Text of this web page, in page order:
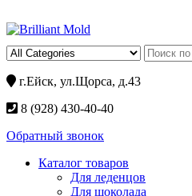
г.Ейск, ул.Щорса, д.43
8 (928) 430-40-40
Обратный звонок
Каталог товаров
Для леденцов
Для шоколада